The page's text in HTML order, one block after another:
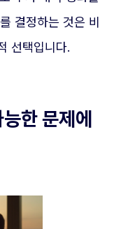
결정하는 것은 비
선택입니다.
한 문제에